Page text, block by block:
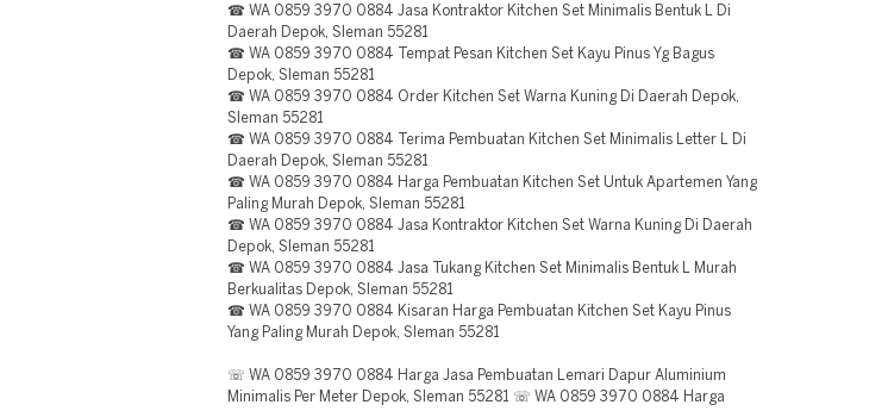
☎ WA 0859 3970 0884 Jasa Kontraktor Kitchen Set Minimalis Bentuk L Di
Daerah Depok, Sleman 55281
☎ WA 0859 3970 0884 Tempat Pesan Kitchen Set Kayu Pinus Yg Bagus
Depok, Sleman 55281
☎ WA 0859 3970 0884 Order Kitchen Set Warna Kuning Di Daerah Depok,
Sleman 55281
☎ WA 0859 3970 0884 Terima Pembuatan Kitchen Set Minimalis Letter L Di
Daerah Depok, Sleman 55281
☎ WA 0859 3970 0884 Harga Pembuatan Kitchen Set Untuk Apartemen Yang
Paling Murah Depok, Sleman 55281
☎ WA 0859 3970 0884 Jasa Kontraktor Kitchen Set Warna Kuning Di Daerah
Depok, Sleman 55281
☎ WA 0859 3970 0884 Jasa Tukang Kitchen Set Minimalis Bentuk L Murah
Berkualitas Depok, Sleman 55281
☎ WA 0859 3970 0884 Kisaran Harga Pembuatan Kitchen Set Kayu Pinus
Yang Paling Murah Depok, Sleman 55281
☏ WA 0859 3970 0884 Harga Jasa Pembuatan Lemari Dapur Aluminium
Minimalis Per Meter Depok, Sleman 55281 ☏ WA 0859 3970 0884 Harga